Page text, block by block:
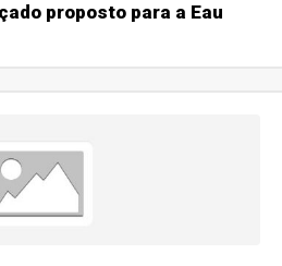
proposto para a Eau